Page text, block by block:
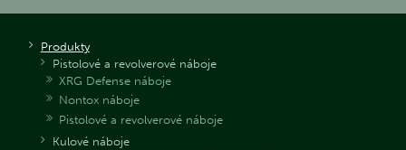
Produkty
Pistolové a revolverové náboje
XRG Defense náboje
Nontox náboje
Pistolové a revolverové náboje
Kulové náboje